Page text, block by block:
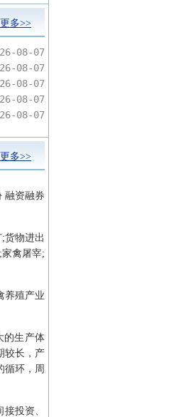
更多>>
08-07
08-07
08-07
08-07
08-07
更多>>
融资融券
货物进出
禽屠宰;
养殖产业
的生产体
较长，产
环，周
投资、